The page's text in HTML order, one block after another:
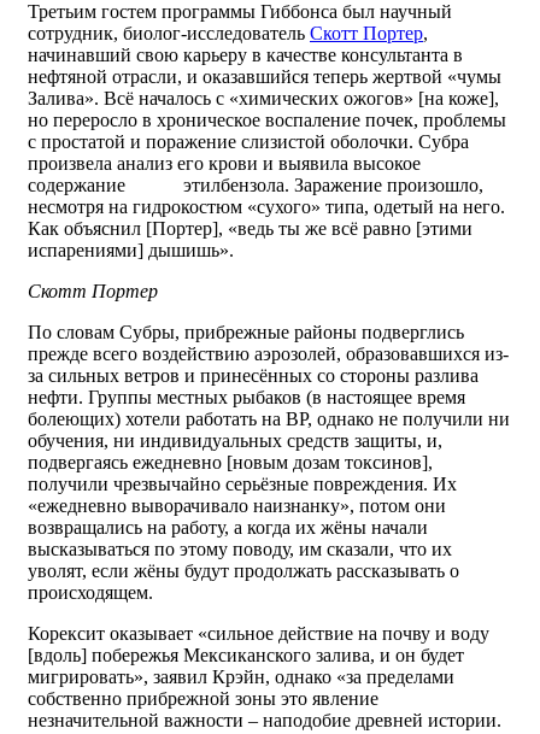
Третьим гостем программы Гиббонса был научный
сотрудник, биолог-исследователь Скотт Портер,
начинавший свою карьеру в качестве консультанта в
нефтяной отрасли, и оказавшийся теперь жертвой «чумы
Залива». Всё началось с «химических ожогов» [на коже],
но переросло в хроническое воспаление почек, проблемы
с простатой и поражение слизистой оболочки. Субра
произвела анализ его крови и выявила высокое
содержание этилбензола. Заражение произошло,
несмотря на гидрокостюм «сухого» типа, одетый на него.
Как объяснил [Портер], «ведь ты же всё равно [этими
испарениями] дышишь».
Скотт Портер
По словам Субры, прибрежные районы подверглись
прежде всего воздействию аэрозолей, образовавшихся из-
за сильных ветров и принесённых со стороны разлива
нефти. Группы местных рыбаков (в настоящее время
болеющих) хотели работать на ВР, однако не получили ни
обучения, ни индивидуальных средств защиты, и,
подвергаясь ежедневно [новым дозам токсинов],
получили чрезвычайно серьёзные повреждения. Их
«ежедневно выворачивало наизнанку», потом они
возвращались на работу, а когда их жёны начали
высказываться по этому поводу, им сказали, что их
уволят, если жёны будут продолжать рассказывать о
происходящем.
Корексит оказывает «сильное действие на почву и воду
[вдоль] побережья Мексиканского залива, и он будет
мигрировать», заявил Крэйн, однако «за пределами
собственно прибрежной зоны это явление
незначительной важности – наподобие древней истории.